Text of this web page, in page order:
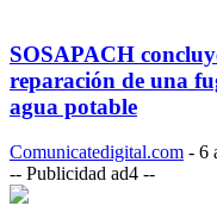
SOSAPACH
reparación de una
agua potable
Comunicatedigital.com - 6
-- Publicidad ad4 --